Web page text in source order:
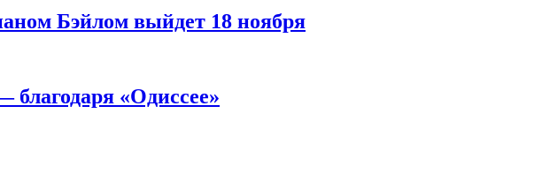
Бэйлом выйдет 18 ноября
«Одиссее»